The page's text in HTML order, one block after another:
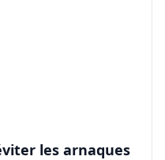
les arnaques